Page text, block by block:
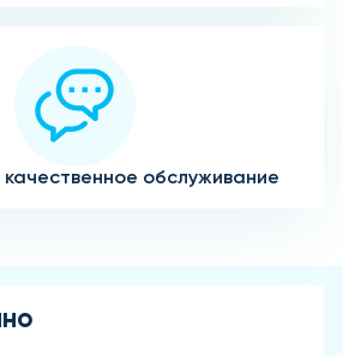
обслуживание